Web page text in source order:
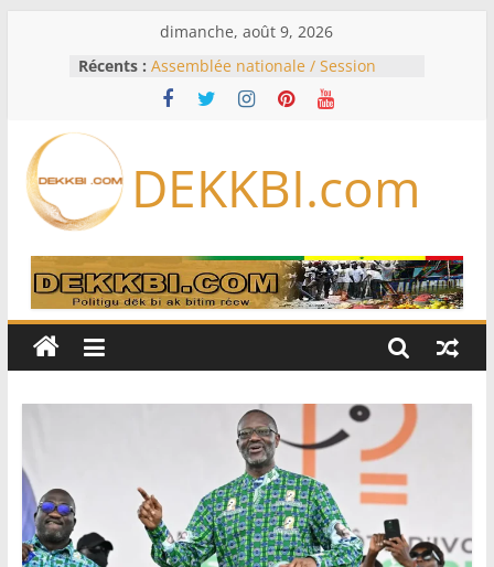
dimanche, août 9, 2026
Récents : Assemblée nationale / Session
extraordinaire: Six commissions
d’enquête à l’ordre du jour ce lundi
Bénin: Patrice Talon élu président
du Sénat, moins de trois mois
Pakistan et la Turquie signent un
accord de défense
RD Congo: Kinshasa interdit les
exportations de cuivre et de cobalt
production
DEKKBI.com